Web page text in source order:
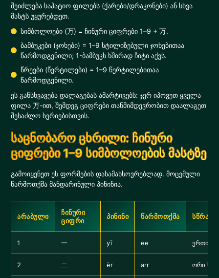
შეიძლება საპატიო ფილებს (ქარები/დრაკონები) ან სხვა
მასტს უყურებდეთ.
სიმბოლოები (万) = ჩინური ციფრები 1–9 + 万.
ბამბუკები (ჯოხები) = 1–9 სტილიზებული ჯოხებითაა
წარმოდგენილი; 1-ბამბუკს ხშირად ჩიტი აქვს.
წრეები (წერტილები) = 1–9 წერტილებითაა
წარმოდგენილი.
ეს განსხვავება დალაგებას ამარტივებს: ჯერ იპოვეთ ყველა
ფილა 万-ით, შემდეგ ციფრები თანმიმდევრობით დაალაგეთ
შესაძლო სერიებისთვის.
საცნობარო ცხრილი: ჩინური
ციფრები 1–9 სიმბოლოების მასტზე
გამოიყენეთ ეს ფორმების დასამახსოვრებლად. მოცემული
წარმოთქმა მანდარინული პინინია.
არაბული
ჩინური
ციფრი
პინინი წარმოთქმა სწრაფი
1 一 yī ee ერთი
2 二 èr arr ორი